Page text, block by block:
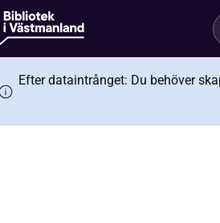
Efter dataintrånget: Du behöver